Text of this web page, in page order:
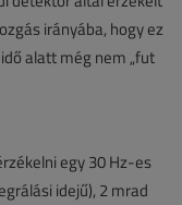
irányába, hogy ez
alatt még nem „fut
egy 30 Hz-es
idejű), 2 mrad